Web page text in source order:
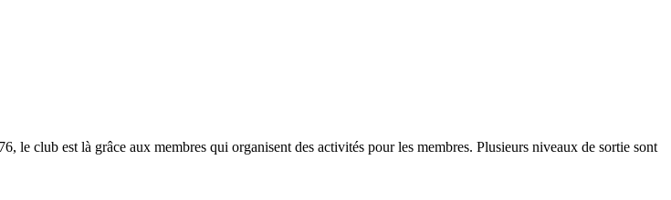
le club est là grâce aux membres qui organisent des activités pour les membres. Plusieurs niveaux de sortie sont